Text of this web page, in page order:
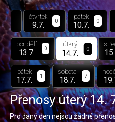
čtvrtek
9.7. 0
pátek
10.7. 0
pondělí
13.7. 0
úterý
14.7. 0
pátek
17.7. 1
sobota
18.7. 7
Přenosy úterý 14.
Pro daný den nejsou žádné